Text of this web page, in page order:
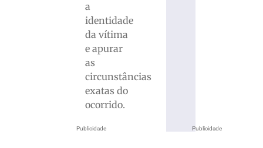
Publicidade
a
identidade
da vítima
e apurar
as
circunstâncias
exatas do
ocorrido.
Publicidade